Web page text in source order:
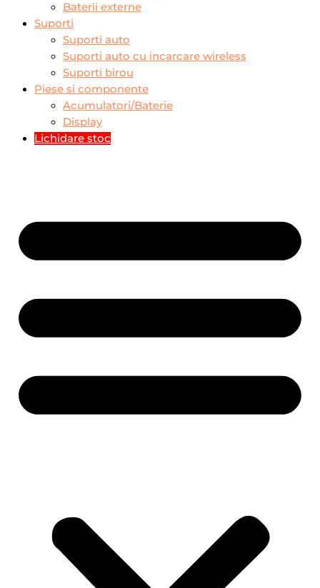
Baterii externe
Suporti
Suporti auto
Suporti auto cu incarcare wireless
Suporti birou
Piese si componente
Acumulatori/Baterie
Display
Lichidare stoc